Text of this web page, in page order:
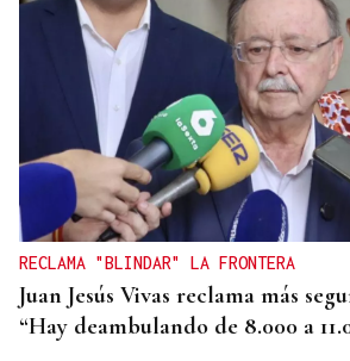
RECLAMA "BLINDAR" LA FRONTERA
Juan Jesús Vivas reclama más
“Hay deambulando de 8.000 a